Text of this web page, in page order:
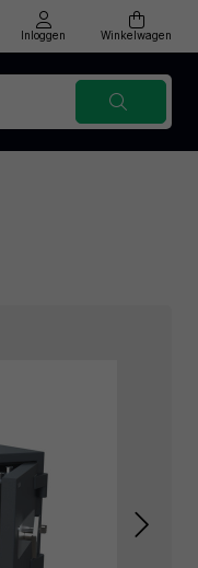
Inloggen Winkelwagen